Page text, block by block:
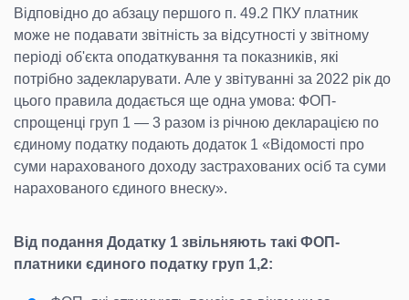
Відповідно до абзацу першого п. 49.2 ПКУ платник
може не подавати звітність за відсутності у звітному
періоді об'єкта оподаткування та показників, які
потрібно задекларувати. Але у звітуванні за 2022 рік до
цього правила додається ще одна умова: ФОП-
спрощенці груп 1 — 3 разом із річною декларацією по
єдиному податку подають додаток 1 «Відомості про
суми нарахованого доходу застрахованих осіб та суми
нарахованого єдиного внеску».
Від подання Додатку 1 звільняють такі ФОП-
платники єдиного податку груп 1,2: